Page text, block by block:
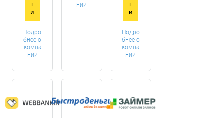
г
и
Подро
бнее о
компа
нии
нии
г
и
Подро
бнее о
компа
нии